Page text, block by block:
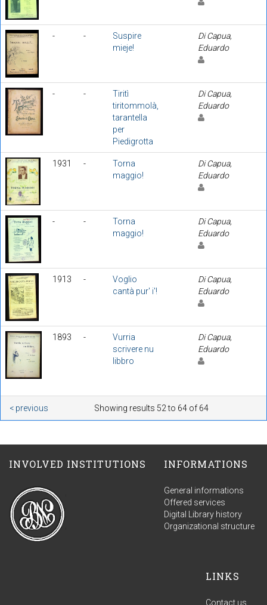
- -
Suspire
mieje!
Di Capua,
Eduardo
- -
Tiritì
tiritommolà,
tarantella
per
Piedigrotta
Di Capua,
Eduardo
1931 -
Torna
maggio!
Di Capua,
Eduardo
- -
Torna
maggio!
Di Capua,
Eduardo
1913 -
Voglio
cantà pur' i'!
Di Capua,
Eduardo
1893 -
Vurria
scrivere nu
libbro
Di Capua,
Eduardo
Showing results 52 to 64 of 64
< previous
INVOLVED INSTITUTIONS INFORMATIONS
General informations
Offered services
Digital Library history
Organizational structure
LINKS
Contact us